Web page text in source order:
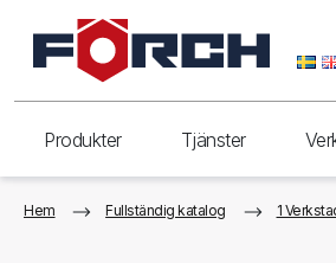
Produkter Tjänster
Hem Fullständig katalog 1